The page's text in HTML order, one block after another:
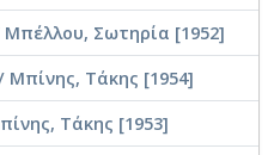
Μπέλλου, Σωτηρία [1952]
Τάκης [1954]
Τάκης [1953]